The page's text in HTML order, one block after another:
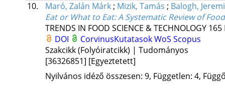
10.
Maró, Zalán Márk; Mizik, Tamás ; Balogh,
Eat or What to Eat: A Systematic Review of
TRENDS IN FOOD SCIENCE & TECHNOLOGY 165
DOI
CorvinusKutatasokWoS Scopus
Szakcikk (Folyóiratcikk) | Tudományos
[36326851] [Egyeztetett]
Nyilvános idéző összesen: 9, Független: 4,